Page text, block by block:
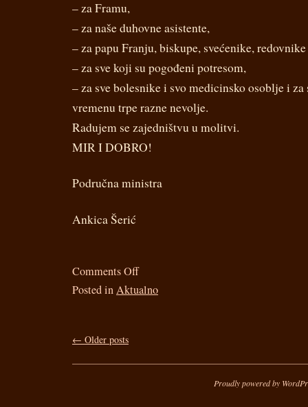
– za Framu,
– za naše duhovne asistente,
– za papu Franju, biskupe, svećenike,
– za sve koji su pogođeni potresom,
– za sve bolesnike i svo medicinsko osoblje i
vremenu trpe razne nevolje.
Radujem se zajedništvu u molitvi.
MIR I DOBRO!
Područna ministra
Ankica Šerić
Comments Off
Posted inAktualno
← Older posts
Proudly powered by